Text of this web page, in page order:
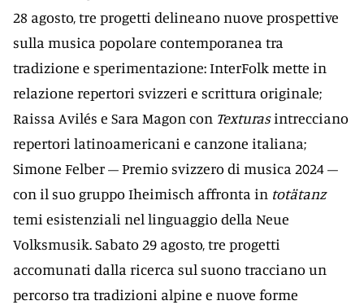
28 agosto, tre progetti delineano nuove prospettive
sulla musica popolare contemporanea tra
tradizione e sperimentazione: InterFolk mette in
relazione repertori svizzeri e scrittura originale;
Raissa Avilés e Sara Magon con Texturasintrecciano
repertori latinoamericani e canzone italiana;
Simone Felber – Premio svizzero di musica 2024 –
con il suo gruppo Iheimisch affronta in totätanz
temi esistenziali nel linguaggio della Neue
Volksmusik. Sabato 29 agosto, tre progetti
accomunati dalla ricerca sul suono tracciano un
percorso tra tradizioni alpine e nuove forme